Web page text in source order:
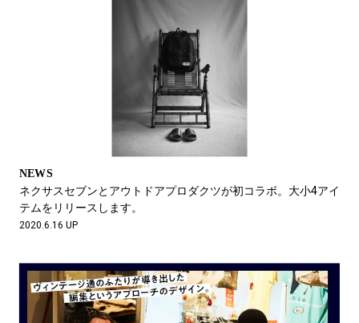
NEWS
ネクサスセブンとアウトドアプロダクツが初コラボ。大小4アイ
テムをリリースします。
2020.6.16 UP